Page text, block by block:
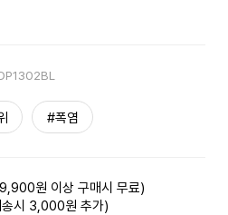
#폭염
원 이상 구매시 무료)
송시 3,000원 추가)